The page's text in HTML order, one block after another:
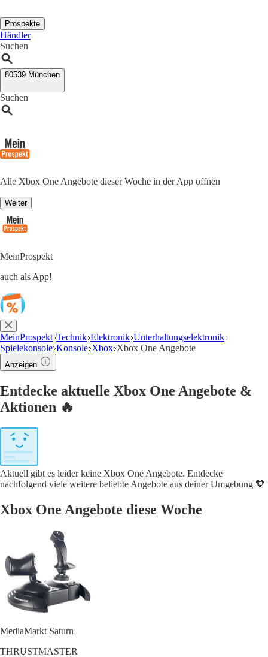
Prospekte
Händler
Suchen
80539 München
Suchen
Alle Xbox One Angebote dieser Woche in der App öffnen
Weiter
MeinProspekt
auch als App!
MeinProspekt Technik Elektronik Unterhaltungselektronik
Spielekonsole Konsole Xbox Xbox One Angebote
Anzeigen
Entdecke aktuelle Xbox One Angebote &
Aktionen 🔥
Aktuell gibt es leider keine Xbox One Angebote. Entdecke
nachfolgend viele weitere beliebte Angebote aus deiner Umgebung 🧡
Xbox One Angebote diese Woche
MediaMarkt Saturn
THRUSTMASTER